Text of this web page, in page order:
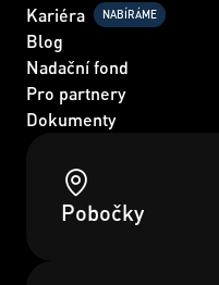
Kariéra
NABÍRÁME
Blog
Nadační fond
Pro partnery
Dokumenty
Pobočky